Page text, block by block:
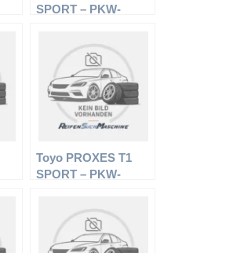
SPORT – PKW-
Toyo PROXES T1
SPORT – PKW-